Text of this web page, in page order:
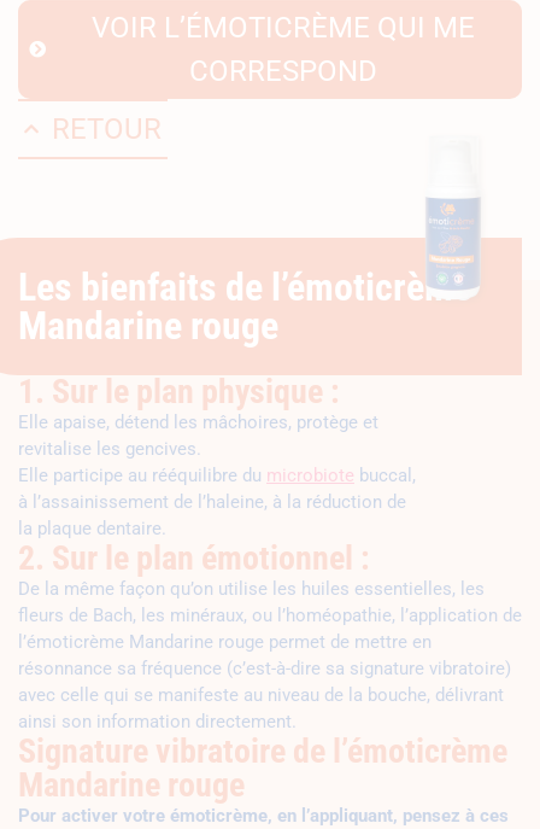
VOIR L’ÉMOTICRÈME QUI ME
CORRESPOND
RETOUR
Les bienfaits de l’émoticrème
Mandarine rouge
1. Sur le plan physique :
Elle apaise, détend les mâchoires, protège et
revitalise les gencives.
Elle participe au rééquilibre du microbiote buccal,
à l’assainissement de l’haleine, à la réduction de
la plaque dentaire.
2. Sur le plan émotionnel :
De la même façon qu’on utilise les huiles essentielles, les
fleurs de Bach, les minéraux, ou l’homéopathie, l’application de
l’émoticrème Mandarine rouge permet de mettre en
résonnance sa fréquence (c’est-à-dire sa signature vibratoire)
avec celle qui se manifeste au niveau de la bouche, délivrant
ainsi son information directement.
Signature vibratoire de l’émoticrème
Mandarine rouge
Pour activer votre émoticrème, en l’appliquant, pensez à ces